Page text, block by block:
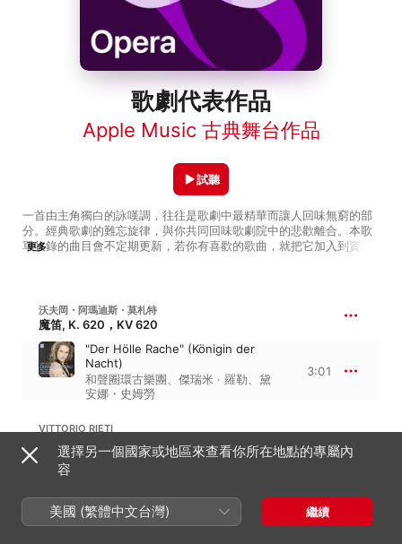
歌劇代表作品
Apple Music 古典舞台作品
一首由主角獨白的詠嘆調，往往是歌劇中最精華而讓人回味無窮的部
分。經典歌劇的難忘旋律，與你共同回味歌劇院中的悲歡離合。本歌
單收錄的曲目會不定期更新，若你有喜歡的歌曲，就把它加入到資料
更多
試聽
沃夫岡・阿瑪迪斯・莫札特
魔笛, K. 620，KV 620
"Der Hölle Rache" (Königin der
Nacht)
和聲圈環古樂團、 傑瑞米 · 羅勒、 黛
安娜・史姆勞
3:01
VITTORIO RIETI
夢遊女, The Sleepwalker
團、艾迪塔 · 葛貝洛娃
選擇另一個國家或地區來查看你所在地點的專屬內
容
美國 (繁體中文台灣) 繼續